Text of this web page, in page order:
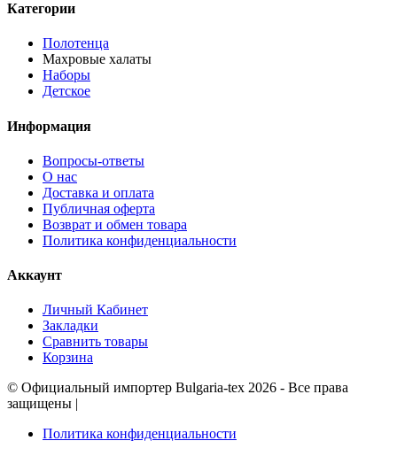
Категории
Полотенца
Махровые халаты
Наборы
Детское
Информация
Вопросы-ответы
О нас
Доставка и оплата
Публичная оферта
Возврат и обмен товара
Политика конфиденциальности
Аккаунт
Личный Кабинет
Закладки
Сравнить товары
Корзина
© Официальный импортер Bulgaria-tex 2026 - Все права
защищены |
Политика конфиденциальности